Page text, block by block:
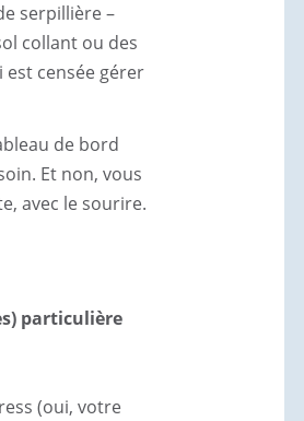
serpillière –
collant ou des
censée gérer
de bord
Et non, vous
avec le sourire.
particulière
(oui, votre
Récurrent
de
Prestige